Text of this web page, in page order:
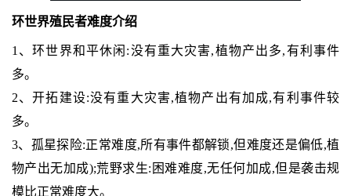
环世界殖民者难度介绍
1、环世界和平休闲:没有重大灾害,植物产出多,有利事件
多。
2、开拓建设:没有重大灾害,植物产出有加成,有利事件较
多。
3、孤星探险:正常难度,所有事件都解锁,但难度还是偏低,植
物产出无加成);荒野求生:困难难度,无任何加成,但是袭击规
模比正常难度大。